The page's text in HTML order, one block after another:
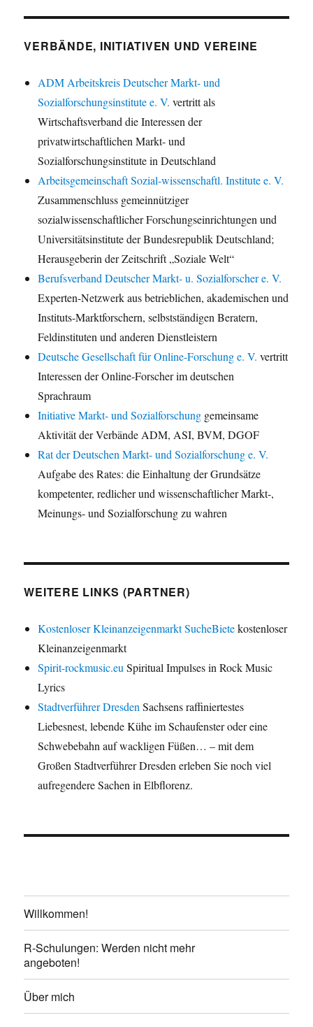
VERBÄNDE, INITIATIVEN UND VEREINE
ADM Arbeitskreis Deutscher Markt- und
Sozialforschungsinstitute e. V. vertritt als
Wirtschaftsverband die Interessen der
privatwirtschaftlichen Markt- und
Sozialforschungsinstitute in Deutschland
Arbeitsgemeinschaft Sozial-wissenschaftl. Institute e. V.
Zusammenschluss gemeinnütziger
sozialwissenschaftlicher Forschungseinrichtungen und
Universitätsinstitute der Bundesrepublik Deutschland;
Herausgeberin der Zeitschrift „Soziale Welt“
Berufsverband Deutscher Markt- u. Sozialforscher e. V.
Experten-Netzwerk aus betrieblichen, akademischen und
Instituts-Marktforschern, selbstständigen Beratern,
Feldinstituten und anderen Dienstleistern
Deutsche Gesellschaft für Online-Forschung e. V. vertritt
Interessen der Online-Forscher im deutschen
Sprachraum
Initiative Markt- und Sozialforschung gemeinsame
Aktivität der Verbände ADM, ASI, BVM, DGOF
Rat der Deutschen Markt- und Sozialforschung e. V.
Aufgabe des Rates: die Einhaltung der Grundsätze
kompetenter, redlicher und wissenschaftlicher Markt-,
Meinungs- und Sozialforschung zu wahren
WEITERE LINKS (PARTNER)
Kostenloser Kleinanzeigenmarkt SucheBietekostenloser
Kleinanzeigenmarkt
Spirit-rockmusic.euSpiritual Impulses in Rock Music
Lyrics
Stadtverführer DresdenSachsens raffiniertestes
Liebesnest, lebende Kühe im Schaufenster oder eine
Schwebebahn auf wackligen Füßen… – mit dem
Großen Stadtverführer Dresden erleben Sie noch viel
aufregendere Sachen in Elbflorenz.
Willkommen!
R-Schulungen: Werden nicht mehr
angeboten!
Über mich